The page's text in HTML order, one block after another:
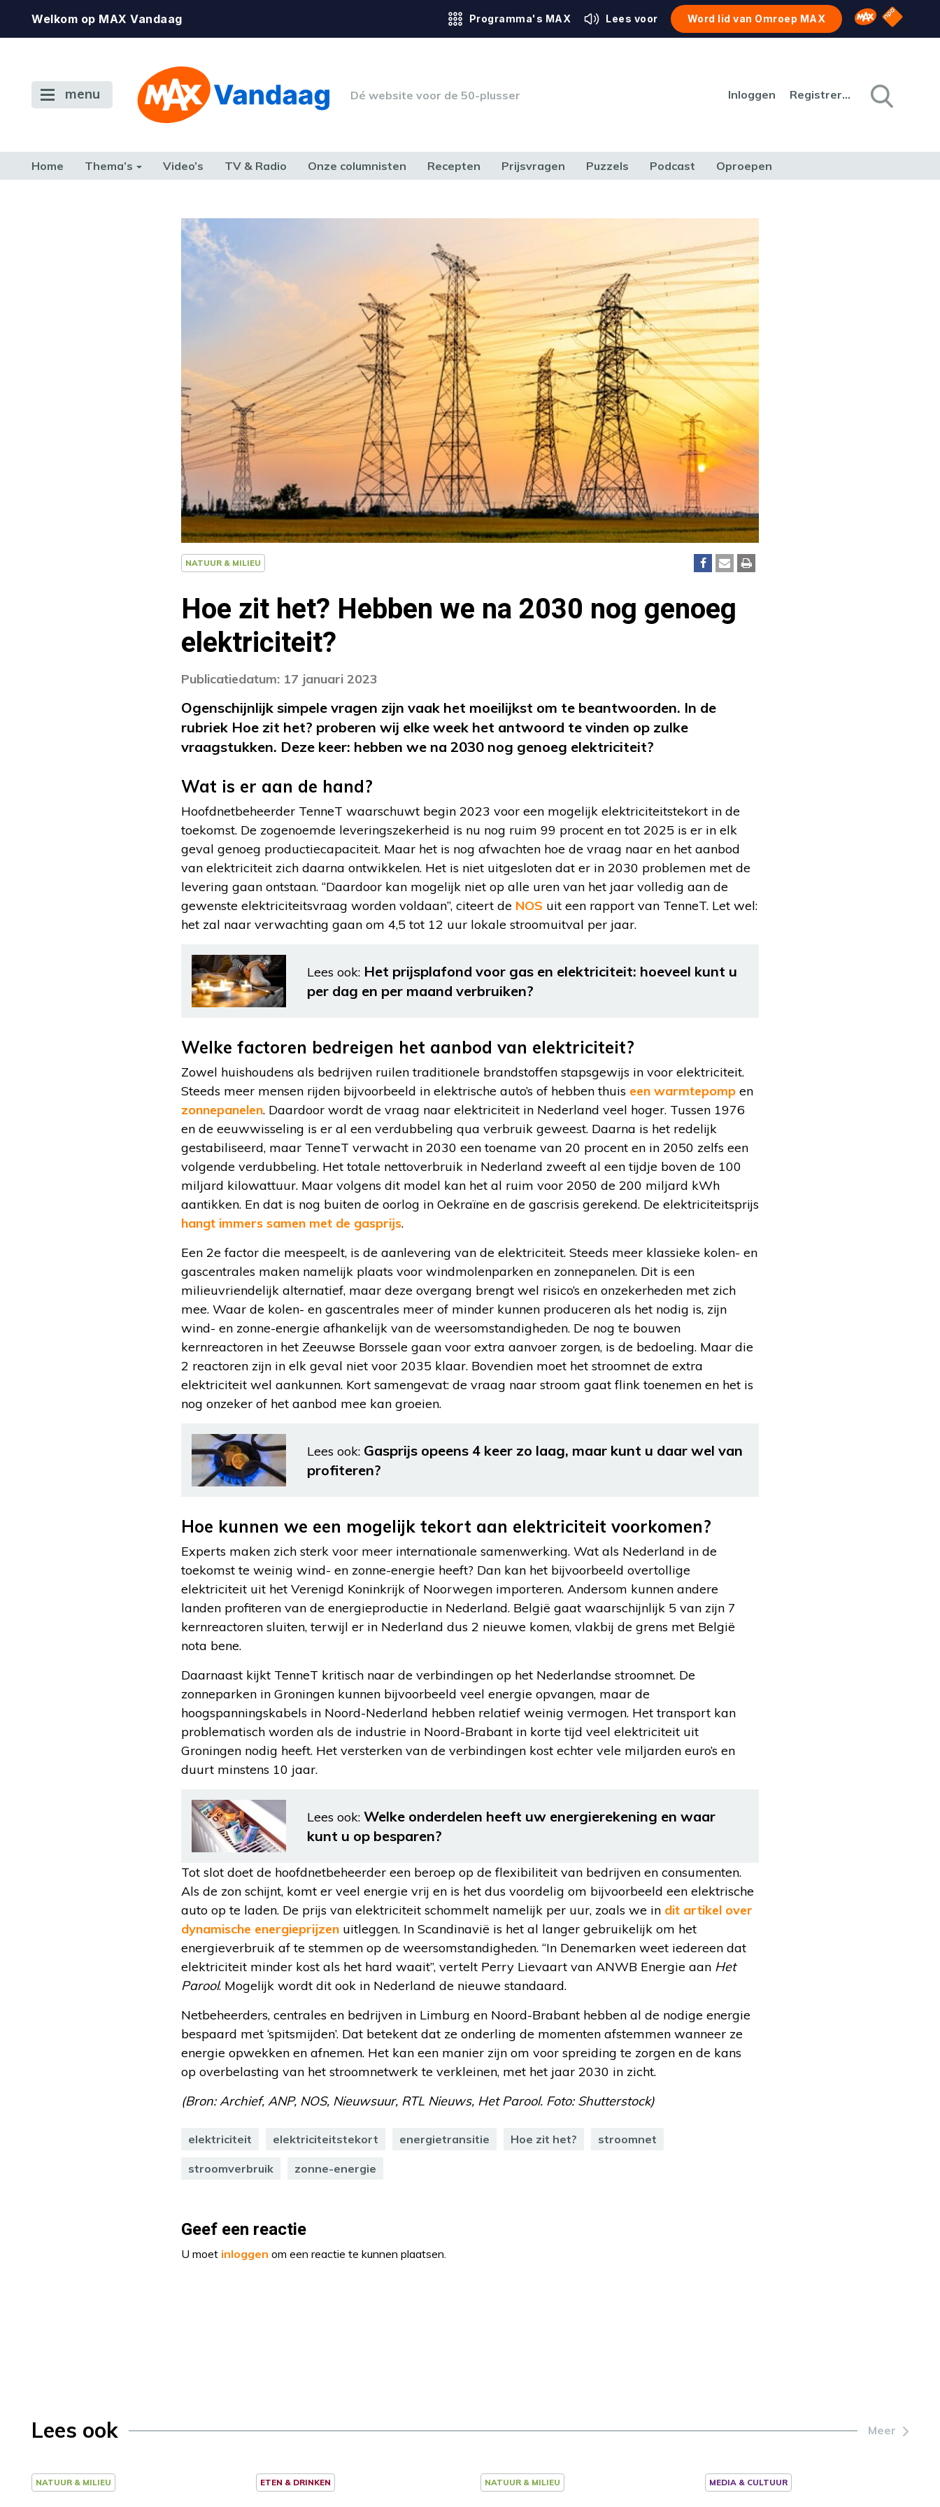
Welkom op MAX Vandaag Programma's MAX Lees voor Word lid van Omroep MAX Omroep MAX
NPO
menu Dé website voor de 50-plusser Inloggen Registreren
Home Thema’s Video’s TV & Radio Onze columnisten Recepten Prijsvragen Puzzels Podcast Oproepen
NATUUR & MILIEU
Hoe zit het? Hebben we na 2030 nog genoeg
elektriciteit?
Publicatiedatum: 17 januari 2023
Ogenschijnlijk simpele vragen zijn vaak het moeilijkst om te beantwoorden. In de
rubriek Hoe zit het? proberen wij elke week het antwoord te vinden op zulke
vraagstukken. Deze keer: hebben we na 2030 nog genoeg elektriciteit?
Wat is er aan de hand?
Hoofdnetbeheerder TenneT waarschuwt begin 2023 voor een mogelijk elektriciteitstekort in de
toekomst. De zogenoemde leveringszekerheid is nu nog ruim 99 procent en tot 2025 is er in elk
geval genoeg productiecapaciteit. Maar het is nog afwachten hoe de vraag naar en het aanbod
van elektriciteit zich daarna ontwikkelen. Het is niet uitgesloten dat er in 2030 problemen met de
levering gaan ontstaan. “Daardoor kan mogelijk niet op alle uren van het jaar volledig aan de
gewenste elektriciteitsvraag worden voldaan”, citeert de NOS uit een rapport van TenneT. Let wel:
het zal naar verwachting gaan om 4,5 tot 12 uur lokale stroomuitval per jaar.
Lees ook: Het prijsplafond voor gas en elektriciteit: hoeveel kunt u
per dag en per maand verbruiken?
Welke factoren bedreigen het aanbod van elektriciteit?
Zowel huishoudens als bedrijven ruilen traditionele brandstoffen stapsgewijs in voor elektriciteit.
Steeds meer mensen rijden bijvoorbeeld in elektrische auto’s of hebben thuis een warmtepomp en
zonnepanelen. Daardoor wordt de vraag naar elektriciteit in Nederland veel hoger. Tussen 1976
en de eeuwwisseling is er al een verdubbeling qua verbruik geweest. Daarna is het redelijk
gestabiliseerd, maar TenneT verwacht in 2030 een toename van 20 procent en in 2050 zelfs een
volgende verdubbeling. Het totale nettoverbruik in Nederland zweeft al een tijdje boven de 100
miljard kilowattuur. Maar volgens dit model kan het al ruim voor 2050 de 200 miljard kWh
aantikken. En dat is nog buiten de oorlog in Oekraïne en de gascrisis gerekend. De elektriciteitsprijs
hangt immers samen met de gasprijs.
Een 2e factor die meespeelt, is de aanlevering van de elektriciteit. Steeds meer klassieke kolen- en
gascentrales maken namelijk plaats voor windmolenparken en zonnepanelen. Dit is een
milieuvriendelijk alternatief, maar deze overgang brengt wel risico’s en onzekerheden met zich
mee. Waar de kolen- en gascentrales meer of minder kunnen produceren als het nodig is, zijn
wind- en zonne-energie afhankelijk van de weersomstandigheden. De nog te bouwen
kernreactoren in het Zeeuwse Borssele gaan voor extra aanvoer zorgen, is de bedoeling. Maar die
2 reactoren zijn in elk geval niet voor 2035 klaar. Bovendien moet het stroomnet de extra
elektriciteit wel aankunnen. Kort samengevat: de vraag naar stroom gaat flink toenemen en het is
nog onzeker of het aanbod mee kan groeien.
Lees ook: Gasprijs opeens 4 keer zo laag, maar kunt u daar wel van
profiteren?
Hoe kunnen we een mogelijk tekort aan elektriciteit voorkomen?
Experts maken zich sterk voor meer internationale samenwerking. Wat als Nederland in de
toekomst te weinig wind- en zonne-energie heeft? Dan kan het bijvoorbeeld overtollige
elektriciteit uit het Verenigd Koninkrijk of Noorwegen importeren. Andersom kunnen andere
landen profiteren van de energieproductie in Nederland. België gaat waarschijnlijk 5 van zijn 7
kernreactoren sluiten, terwijl er in Nederland dus 2 nieuwe komen, vlakbij de grens met België
nota bene.
Daarnaast kijkt TenneT kritisch naar de verbindingen op het Nederlandse stroomnet. De
zonneparken in Groningen kunnen bijvoorbeeld veel energie opvangen, maar de
hoogspanningskabels in Noord-Nederland hebben relatief weinig vermogen. Het transport kan
problematisch worden als de industrie in Noord-Brabant in korte tijd veel elektriciteit uit
Groningen nodig heeft. Het versterken van de verbindingen kost echter vele miljarden euro’s en
duurt minstens 10 jaar.
Lees ook: Welke onderdelen heeft uw energierekening en waar
kunt u op besparen?
Tot slot doet de hoofdnetbeheerder een beroep op de flexibiliteit van bedrijven en consumenten.
Als de zon schijnt, komt er veel energie vrij en is het dus voordelig om bijvoorbeeld een elektrische
auto op te laden. De prijs van elektriciteit schommelt namelijk per uur, zoals we in dit artikel over
dynamische energieprijzen uitleggen. In Scandinavië is het al langer gebruikelijk om het
energieverbruik af te stemmen op de weersomstandigheden. “In Denemarken weet iedereen dat
elektriciteit minder kost als het hard waait”, vertelt Perry Lievaart van ANWB Energie aan Het
Parool. Mogelijk wordt dit ook in Nederland de nieuwe standaard.
Netbeheerders, centrales en bedrijven in Limburg en Noord-Brabant hebben al de nodige energie
bespaard met ‘spitsmijden’. Dat betekent dat ze onderling de momenten afstemmen wanneer ze
energie opwekken en afnemen. Het kan een manier zijn om voor spreiding te zorgen en de kans
op overbelasting van het stroomnetwerk te verkleinen, met het jaar 2030 in zicht.
(Bron: Archief, ANP, NOS, Nieuwsuur, RTL Nieuws, Het Parool. Foto: Shutterstock)
elektriciteit elektriciteitstekort energietransitie Hoe zit het? stroomnet
stroomverbruik zonne-energie
Geef een reactie
U moet inloggen om een reactie te kunnen plaatsen.
Lees ook Meer
NATUUR & MILIEU ETEN & DRINKEN NATUUR & MILIEU MEDIA & CULTUUR